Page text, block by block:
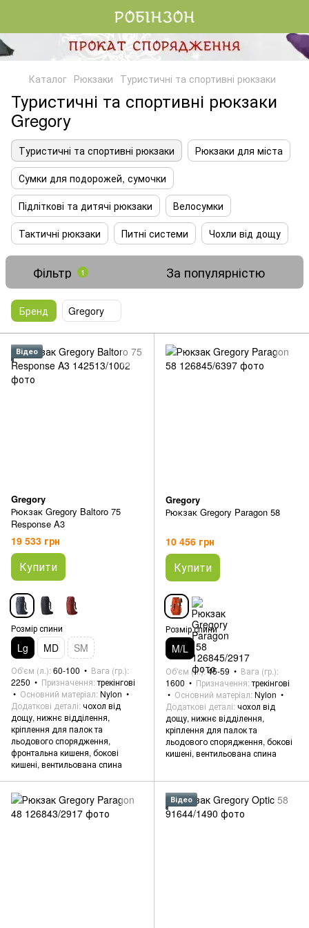
Каталог Рюкзаки Туристичні та спортивні рюкзаки
Туристичні та спортивні рюкзаки
Gregory
Туристичні та спортивні рюкзаки
Рюкзаки для міста
Сумки для подорожей, сумочки
Підліткові та дитячі рюкзаки
Велосумки
Тактичні рюкзаки
Питні системи Чохли від дощу
Фільтр 1 За популярністю
Бренд Gregory
Відео
Gregory
Рюкзак Gregory Baltoro 75
Response A3
19 533 грн
Купити
Розмір спини
Lg MD SM
Об'єм (л.) 60-100
Вага (гр.)
2250
Призначення трекінгові
Основний матеріал Nylon
Додаткові деталі чохол від
дощу, нижнє відділення,
кріплення для палок та
льодового спорядження,
фронтальна кишеня, бокові
кишені, вентильована спина
Gregory
Рюкзак Gregory Paragon 58
10 456 грн
Купити
Розмір спини
M/L
Об'єм (л.) 45-59
Вага (гр.)
1600
Призначення трекінгові
Основний матеріал Nylon
Додаткові деталі чохол від
дощу, нижнє відділення,
кріплення для палок та
льодового спорядження, бокові
кишені, вентильована спина
Відео